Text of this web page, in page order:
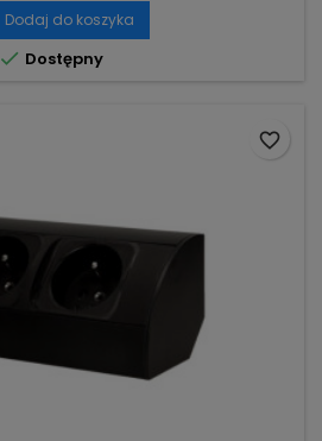
Dodaj do koszyka
 Dostępny
favorite_border